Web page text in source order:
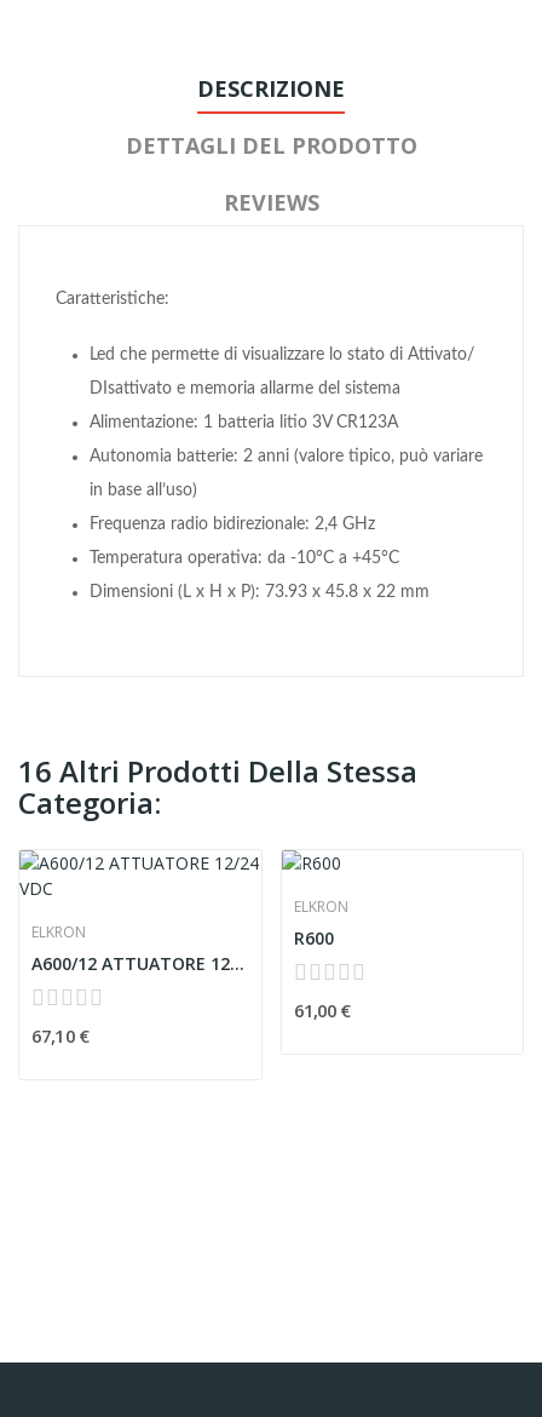
DESCRIZIONE
DETTAGLI DEL PRODOTTO
REVIEWS
Caratteristiche:
Led che permette di visualizzare lo stato di Attivato/
DIsattivato e memoria allarme del sistema
Alimentazione: 1 batteria litio 3V CR123A
Autonomia batterie: 2 anni (valore tipico, può variare
in base all’uso)
Frequenza radio bidirezionale: 2,4 GHz
Temperatura operativa: da -10°C a +45°C
Dimensioni (L x H x P): 73.93 x 45.8 x 22 mm
16 Altri Prodotti Della Stessa
Categoria:
ELKRON
A600/12 ATTUATORE 12/24 VDC
67,10 €
ELKRON
R600
61,00 €